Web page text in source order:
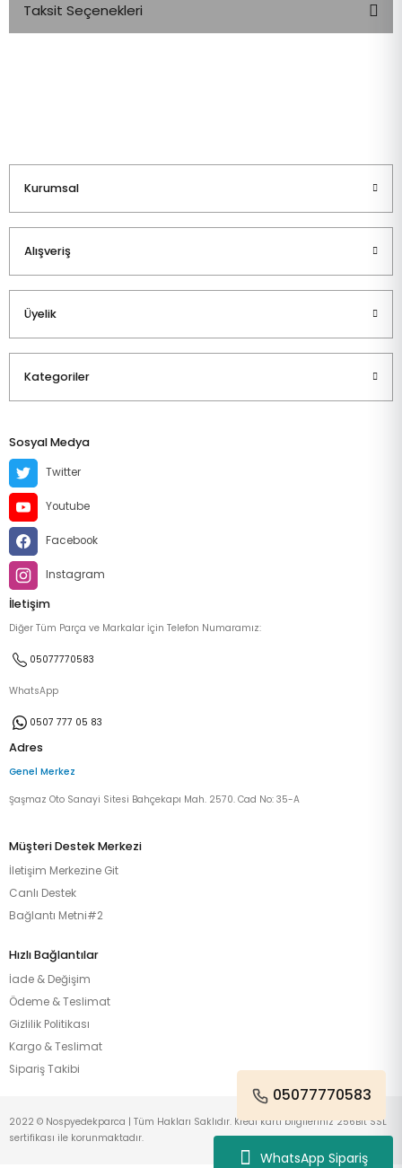
WhatsApp Sipariş
Taksit Seçenekleri
Kurumsal
Alışveriş
Üyelik
Kategoriler
Sosyal Medya
Twitter
Youtube
Facebook
Instagram
İletişim
Diğer Tüm Parça ve Markalar İçin Telefon Numaramız:
05077770583
WhatsApp
0507 777 05 83
Adres
Genel Merkez
Şaşmaz Oto Sanayi Sitesi Bahçekapı Mah. 2570. Cad No: 35-A
Müşteri Destek Merkezi
İletişim Merkezine Git
Canlı Destek
Bağlantı Metni#2
Hızlı Bağlantılar
İade & Değişim
Ödeme & Teslimat
Gizlilik Politikası
Kargo & Teslimat
Sipariş Takibi
05077770583
2022 © Nospyedekparca | Tüm Hakları Saklıdır. Kredi kartı bilgileriniz 256Bit SSL
sertifikası ile korunmaktadır.